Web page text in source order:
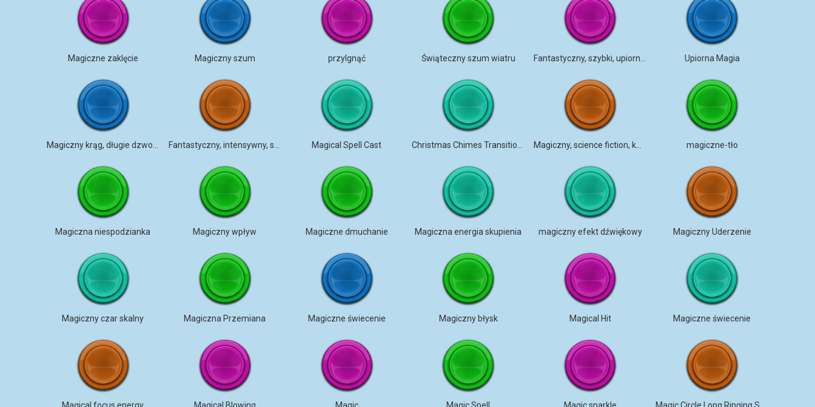
Magiczne zaklęcie Magiczny szum przylgnąć Świąteczny szum wiatru Upiorna Magia
Magical Spell Cast magiczne-tło
Magiczna niespodzianka Magiczny wpływ Magiczne dmuchanie Magiczna energia skupienia magiczny efekt dźwiękowy Magiczny Uderzenie
Magiczny czar skalny Magiczna Przemiana Magiczne świecenie Magiczny błysk Magical Hit Magiczne świecenie